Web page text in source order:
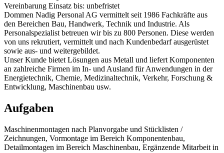
Vereinbarung Einsatz bis: unbefristet
Dommen Nadig Personal AG vermittelt seit 1986 Fachkräfte aus
den Bereichen Bau, Handwerk, Technik und Industrie. Als
Personalspezialist betreuen wir bis zu 800 Personen. Diese werden
von uns rekrutiert, vermittelt und nach Kundenbedarf ausgerüstet
sowie aus- und weitergebildet.
Unser Kunde bietet Lösungen aus Metall und liefert Komponenten
an zahlreiche Firmen im In- und Ausland für Anwendungen in der
Energietechnik, Chemie, Medizinaltechnik, Verkehr, Forschung &
Entwicklung, Maschinenbau usw.
Aufgaben
Maschinenmontagen nach Planvorgabe und Stücklisten /
Zeichnungen, Vormontage im Bereich Komponentenbau,
Detailmontagen im Bereich Maschinenbau, Ergänzende Mitarbeit in